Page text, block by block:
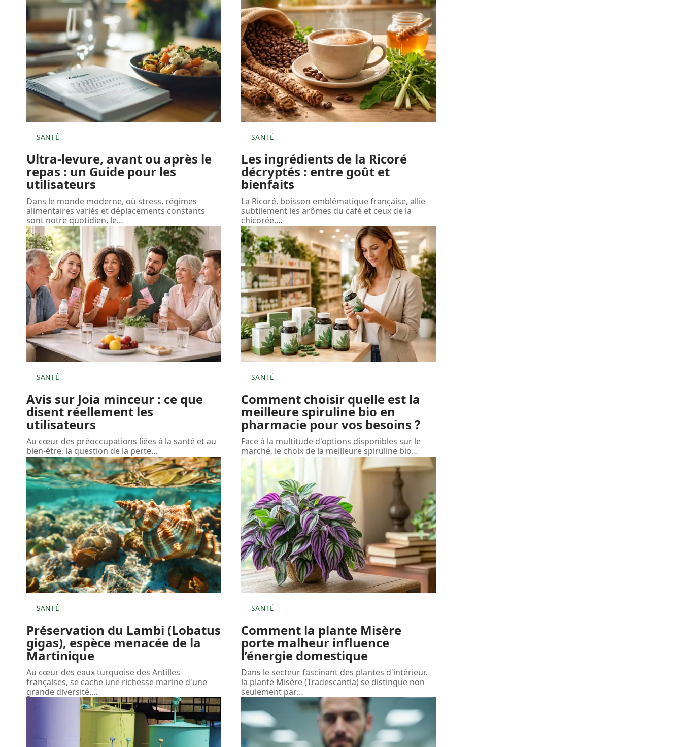
SANTÉ
Ultra-levure, avant ou après le
repas : un Guide pour les
utilisateurs
Dans le monde moderne, où stress, régimes
alimentaires variés et déplacements constants
sont notre quotidien, le…
SANTÉ
Les ingrédients de la Ricoré
décryptés : entre goût et
bienfaits
La Ricoré, boisson emblématique française, allie
subtilement les arômes du café et ceux de la
chicorée.…
SANTÉ
Avis sur Joia minceur : ce que
disent réellement les
utilisateurs
Au cœur des préoccupations liées à la santé et au
bien-être, la question de la perte…
SANTÉ
Comment choisir quelle est la
meilleure spiruline bio en
pharmacie pour vos besoins ?
Face à la multitude d'options disponibles sur le
marché, le choix de la meilleure spiruline bio…
SANTÉ
Préservation du Lambi (Lobatus
gigas), espèce menacée de la
Martinique
Au cœur des eaux turquoise des Antilles
françaises, se cache une richesse marine d'une
grande diversité.…
SANTÉ
Comment la plante Misère
porte malheur influence
l’énergie domestique
Dans le secteur fascinant des plantes d'intérieur,
la plante Misère (Tradescantia) se distingue non
seulement par…